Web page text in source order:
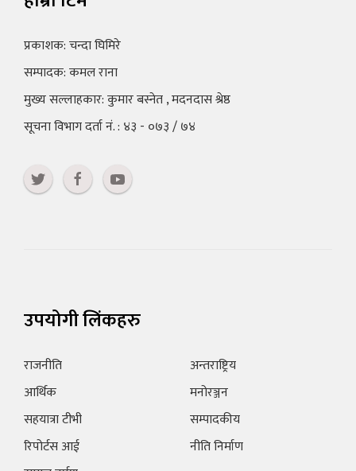
प्रकाशक: चन्दा घिमिरे
सम्पादक: कमल राना
मुख्य सल्लाहकार: कुमार बस्नेत , मदनदास श्रेष्ठ
सूचना विभाग दर्ता नं. : ४३ - ०७३ / ७४
उपयोगी लिंकहरु
राजनीति
आर्थिक
सहयात्रा टीभी
रिपोर्टस आई
अन्तराष्ट्रिय
मनोरञ्जन
सम्पादकीय
नीति निर्माण